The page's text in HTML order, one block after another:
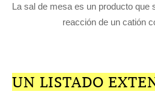
La sal de mesa es un producto que
reacción de un catión
UN LISTADO